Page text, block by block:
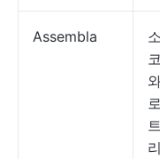
Assembla